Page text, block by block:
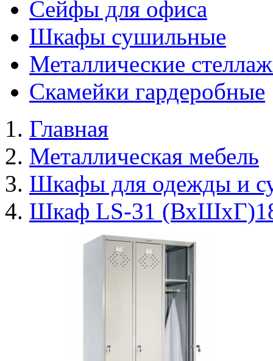
Сейфы для офиса
Шкафы сушильные
Металлические
Скамейки гардеробные
Главная
Металлическая мебель
Шкафы для одежды и
Шкаф LS‑31